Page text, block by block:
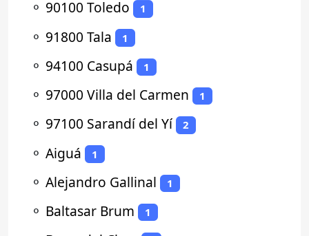
⚬ 90100 Toledo 1
⚬ 91800 Tala 1
⚬ 94100 Casupá 1
⚬ 97000 Villa del Carmen 1
⚬ 97100 Sarandí del Yí 2
⚬ Aiguá 1
⚬ Alejandro Gallinal 1
⚬ Baltasar Brum 1